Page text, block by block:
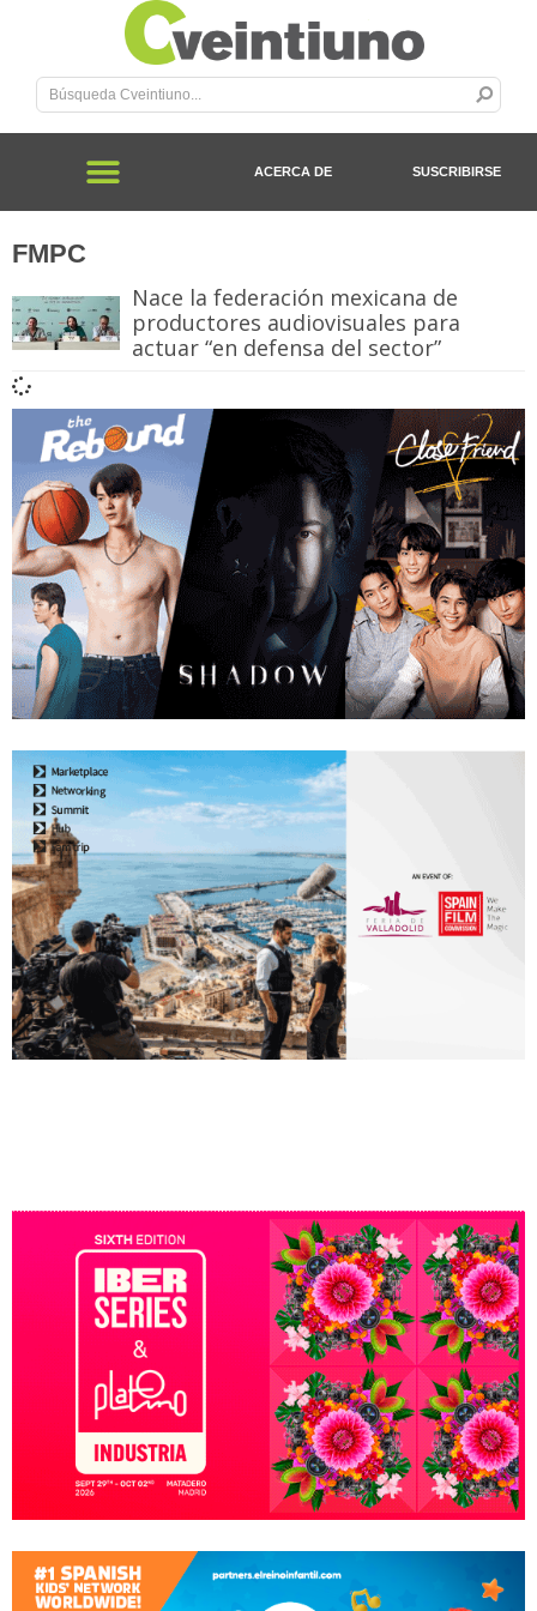
ACERCA DE SUSCRIBIRSE
FMPC
Nace la federación mexicana de
productores audiovisuales para
actuar “en defensa del sector”